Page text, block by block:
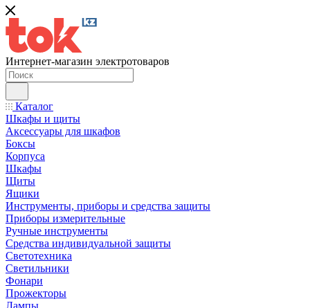
Интернет-магазин электротоваров
Каталог
Шкафы и щиты
Аксессуары для шкафов
Боксы
Корпуса
Шкафы
Щиты
Ящики
Инструменты, приборы и средства защиты
Приборы измерительные
Ручные инструменты
Средства индивидуальной защиты
Светотехника
Светильники
Фонари
Прожекторы
Лампы